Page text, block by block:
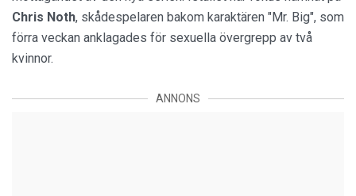
Chris Noth, skådespelaren bakom karaktären "Mr. Big", som
förra veckan anklagades för sexuella övergrepp av två
kvinnor.
ANNONS